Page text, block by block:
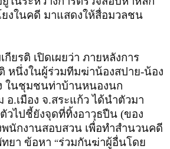
ยงในคดี มาแสดงให้สื่อมวลชน
กียรติ เปิดเผยว่า ภายหลังการ
หนึ่งในผู้ร่วมทีมฆ่าน้องสปาย-น้อง
ในชุมชนท่าบ้านหนองนก
อ.เมือง จ.สระแก้ว ได้นำตัวมา
วไปชี้ยังจุดที่ทิ้งอาวุธปืน (ของ
นักงานสอบสวน เพื่อทำสำนวนคดี
ยา ข้อหา “ร่วมกันฆ่าผู้อื่นโดย